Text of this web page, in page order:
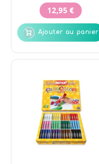
12,95 €
Ajouter au panier